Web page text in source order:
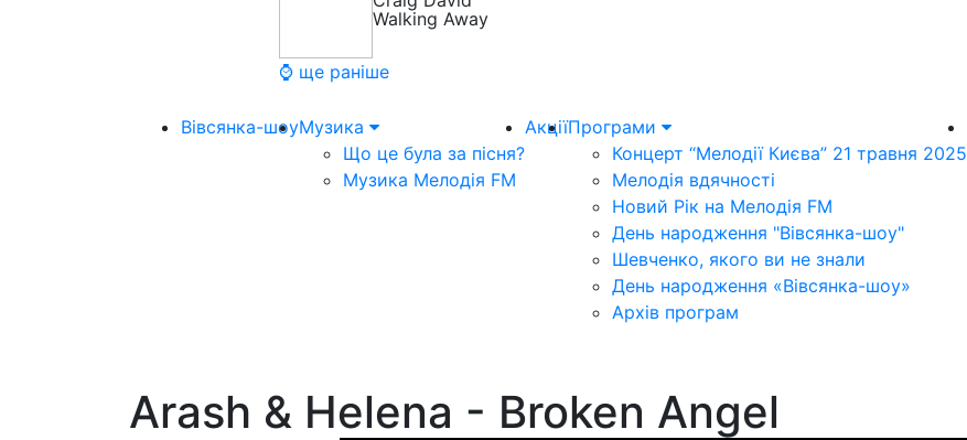
Walking Away
⌚ ще раніше
Вівсянка-шоуМузика
Що це була за пісня?
Музика Мелодія FM
АкціїПрограми
Концерт “Мелодії Києва” 21 травня 2025
Мелодія вдячності
Новий Рік на Мелодія FM
День народження "Вівсянка-шоу"
Шевченко, якого ви не знали
День народження «Вівсянка-шоу»
Архів програм
Arash & Helena - Broken Angel